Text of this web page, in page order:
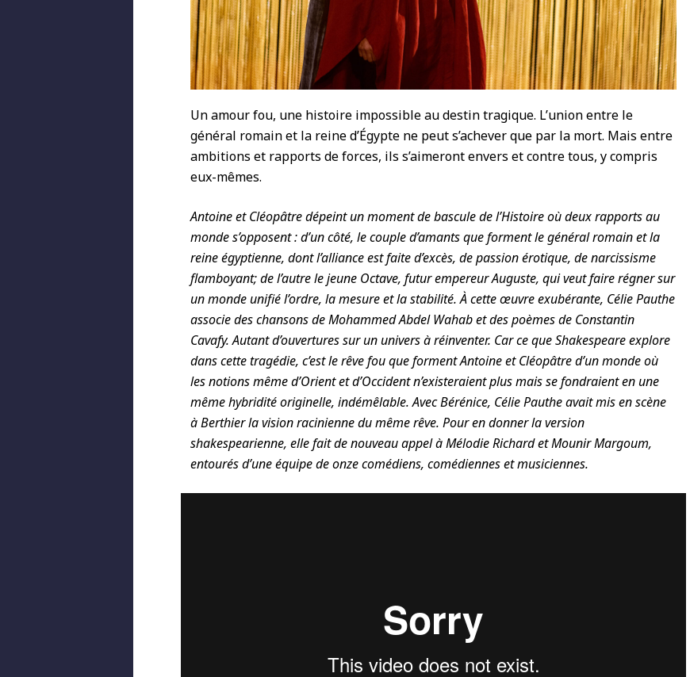
Un amour fou, une histoire impossible au destin tragique. L’union entre le
général romain et la reine d’Égypte ne peut s’achever que par la mort. Mais entre
ambitions et rapports de forces, ils s’aimeront envers et contre tous, y compris
eux-mêmes.
Antoine et Cléopâtre dépeint un moment de bascule de l’Histoire où deux rapports au
monde s’opposent : d’un côté, le couple d’amants que forment le général romain et la
reine égyptienne, dont l’alliance est faite d’excès, de passion érotique, de narcissisme
flamboyant; de l’autre le jeune Octave, futur empereur Auguste, qui veut faire régner sur
un monde unifié l’ordre, la mesure et la stabilité. À cette œuvre exubérante, Célie Pauthe
associe des chansons de Mohammed Abdel Wahab et des poèmes de Constantin
Cavafy. Autant d’ouvertures sur un univers à réinventer. Car ce que Shakespeare explore
dans cette tragédie, c’est le rêve fou que forment Antoine et Cléopâtre d’un monde où
les notions même d’Orient et d’Occident n’existeraient plus mais se fondraient en une
même hybridité originelle, indémêlable. Avec Bérénice, Célie Pauthe avait mis en scène
à Berthier la vision racinienne du même rêve. Pour en donner la version
shakespearienne, elle fait de nouveau appel à Mélodie Richard et Mounir Margoum,
entourés d’une équipe de onze comédiens, comédiennes et musiciennes.